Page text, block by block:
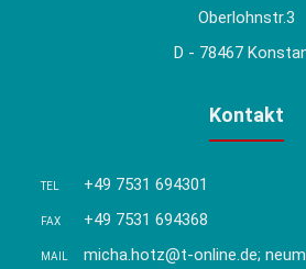
Oberlohnstr.3
D - 78467
Kontakt
TEL +49 7531 694301
FAX +49 7531 694368
MAIL micha.hotz@t-online.de;